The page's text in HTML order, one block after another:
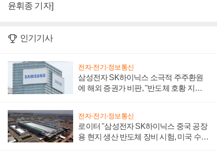
윤휘종 기자]
인기기사
전자·전기·정보통신
삼성전자 SK하이닉스 소극적 주주환원
에 해외 증권가 비판, "반도체 호황 지속
전자·전기·정보통신
로이터 "삼성전자 SK하이닉스 중국 공장
용 현지 생산 반도체 장비 시험, 미국 수출